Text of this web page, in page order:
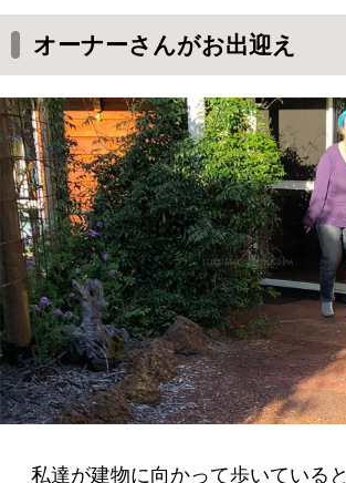
オーナーさんがお出迎え
私達が建物に向かって歩いている